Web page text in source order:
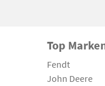
Top
Fendt
John Deere